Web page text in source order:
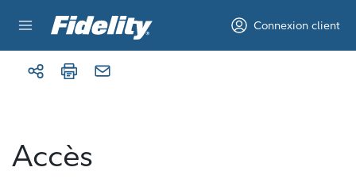
Connexion client
Accès